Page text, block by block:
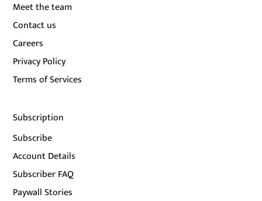
Meet the team
Contact us
Careers
Privacy Policy
Terms of Services
Subscription
Subscribe
Account Details
Subscriber FAQ
Paywall Stories